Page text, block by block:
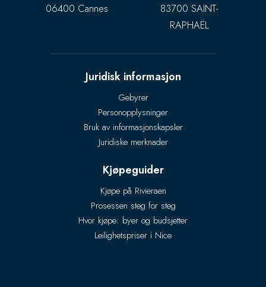
06400 Cannes
83700 SAINT-
RAPHAËL
Juridisk informasjon
Gebyrer
Personopplysninger
Bruk av informasjonskapsler
Juridiske merknader
Kjøpeguider
Kjøpe på Rivieraen
Prosessen steg for steg
Hvor kjøpe: byer og budsjetter
Leilighetspriser i Nice